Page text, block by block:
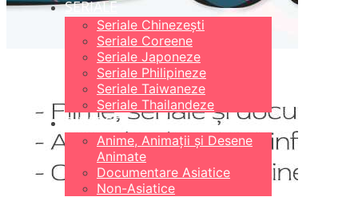
SERIALE
Seriale Chinezești
Seriale Coreene
Seriale Japoneze
Seriale Philipineze
Seriale Taiwaneze
Seriale Thailandeze
DIVERSE
Anime, Animații și Desene
Animate
Documentare Asiatice
Non-Asiatice